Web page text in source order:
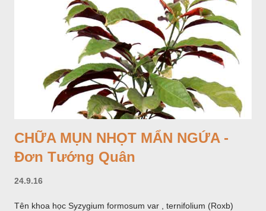
CHỮA MỤN NHỌT MẨN NGỨA -
Đơn Tướng Quân
24.9.16
Tên khoa học Syzygium formosum var , ternifolium (Roxb)